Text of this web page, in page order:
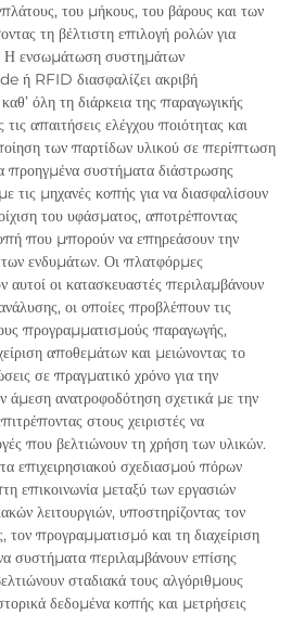
του μήκους, του βάρους και των
τη βέλτιστη επιλογή ρολών για
Η ενσωμάτωση συστημάτων
ή RFID διασφαλίζει ακριβή
όλη τη διάρκεια της παραγωγικής
τις απαιτήσεις ελέγχου ποιότητας και
των παρτίδων υλικού σε περίπτωση
προηγμένα συστήματα διάστρωσης
τις μηχανές κοπής για να διασφαλίσουν
του υφάσματος, αποτρέποντας
που μπορούν να επηρεάσουν την
ενδυμάτων. Οι πλατφόρμες
οι κατασκευαστές περιλαμβάνουν
οι οποίες προβλέπουν τις
προγραμματισμούς παραγωγής,
αποθεμάτων και μειώνοντας το
σε πραγματικό χρόνο για την
άμεση ανατροφοδότηση σχετικά με την
στους χειριστές να
που βελτιώνουν τη χρήση των υλικών.
επιχειρησιακού σχεδιασμού πόρων
επικοινωνία μεταξύ των εργασιών
λειτουργιών, υποστηρίζοντας τον
προγραμματισμό και τη διαχείριση
συστήματα περιλαμβάνουν επίσης
σταδιακά τους αλγόριθμους
δεδομένα κοπής και μετρήσεις